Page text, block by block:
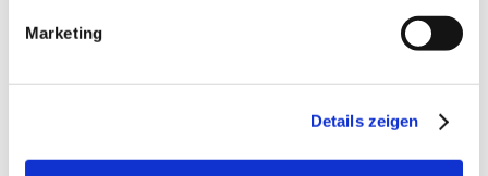
Marketing
Details zeigen
Sachkundeprüfung für Hundehalter
Zahnheilkunde
Operationen werden nur nach Terminabsprache
an anerkannte Spezialisten der benötigten Fachrichtung